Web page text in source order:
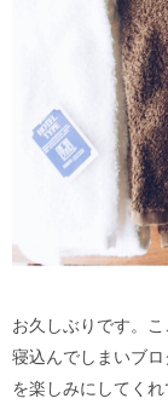
お久しぶりです。
寝込んでしまいブ
を楽しみにしてく